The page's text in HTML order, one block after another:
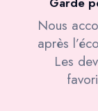
Nous
après
Les